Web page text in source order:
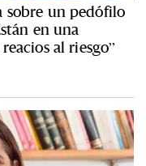
sobre un pedófilo
en una
al riesgo”